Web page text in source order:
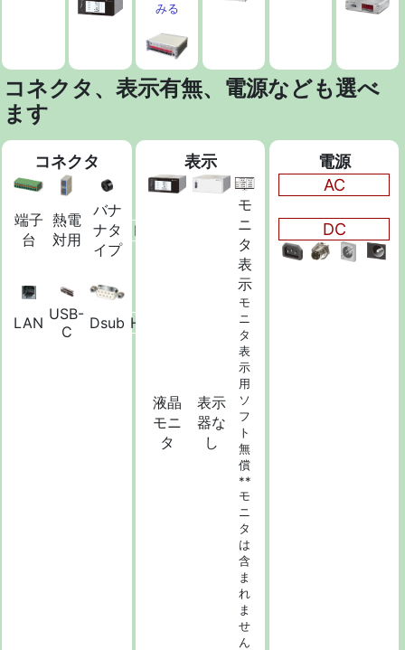
みる
コネクタ、表示有無、電源なども選べ
ます
コネクタ
端子
台
熱電
対用
バナ
ナタ
イプ
BNC
LAN USB-
C
Dsub HDMI
表示
液晶
モニ
タ
表示
器な
し
モ
ニ
タ
表
示
モ
ニ
タ
表
示
用
ソ
フ
ト
無
償
**
モ
ニ
タ
は
含
ま
れ
ま
せ
ん
電源
AC
DC